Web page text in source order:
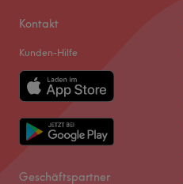
Kontakt
Kunden-Hilfe
Geschäftspartner